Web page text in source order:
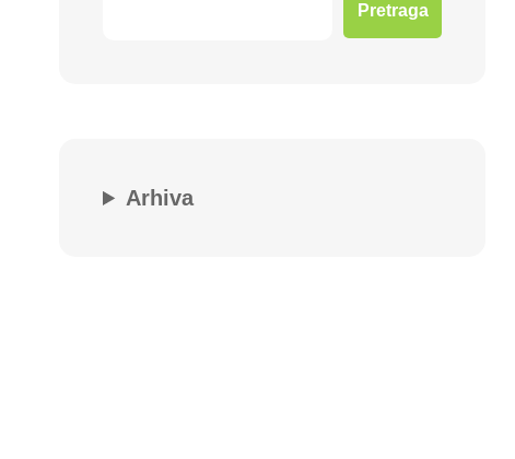
Pretraga
Arhiva